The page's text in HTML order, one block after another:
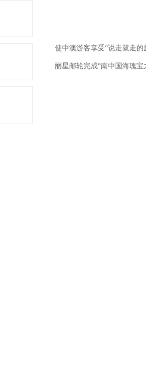
使中澳游客享受“说走就走的
丽星邮轮完成“南中国海瑰